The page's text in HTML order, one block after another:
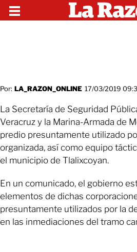
Por: LA_RAZON_ONLINE 17/03/2019
La Secretaría de Seguridad
Veracruz y la Marina-Armada de
predio presuntamente utilizado
organizada, así como equipo
el municipio de Tlalixcoyan.
En un comunicado, el gobierno
elementos de dichas
presuntamente utilizados por la
en las inmediaciones del tramo